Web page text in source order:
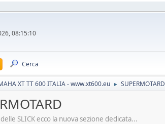
08:15:10
Cerca
XT TT 600 ITALIA - www.xt600.eu ► SUPERMOTARD
SLICK ecco la nuova sezione dedicata...